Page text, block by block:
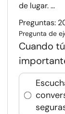
de lugar. ...
Preguntas:
Pregunta de
Cuando